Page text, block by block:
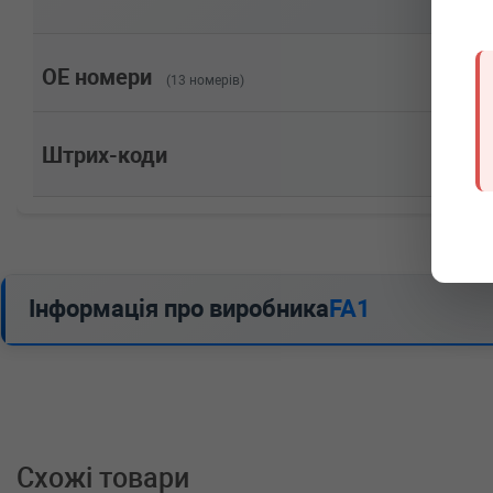
1.6 Si 100 л.с. (1992-1994) 100 л.с. (1992-03-01-
1.6 i 16V 100 л.с. (1994-1998) 100 л.с. (1994-08-01-
OE номери (13 номерів)
Штрих-коди
Інформація про виробникаFA1
Схожі товари